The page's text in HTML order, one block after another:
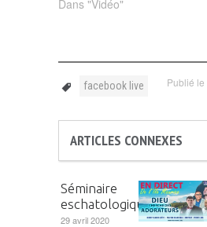
Dans "Vidéo"
Publié le
facebook live
ARTICLES CONNEXES
Séminaire
eschatologique
29 avril 2020